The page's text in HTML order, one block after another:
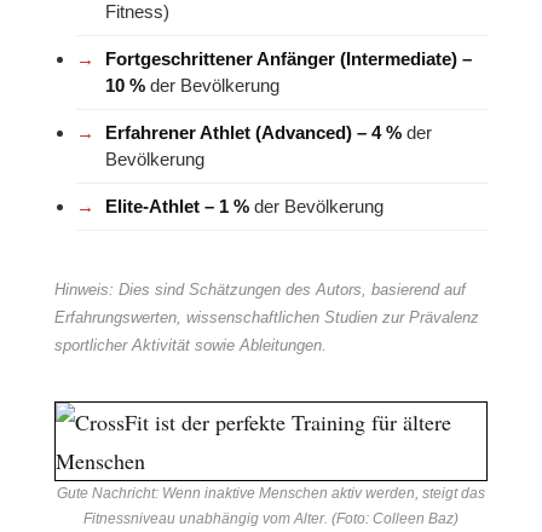
Fitness)
Fortgeschrittener Anfänger (Intermediate) –
10 %der Bevölkerung
Erfahrener Athlet (Advanced) – 4 %der
Bevölkerung
Elite-Athlet – 1 %der Bevölkerung
Hinweis: Dies sind Schätzungen des Autors, basierend auf
Erfahrungswerten, wissenschaftlichen Studien zur Prävalenz
sportlicher Aktivität sowie Ableitungen.
Gute Nachricht: Wenn inaktive Menschen aktiv werden, steigt das
Fitnessniveau unabhängig vom Alter. (Foto: Colleen Baz)